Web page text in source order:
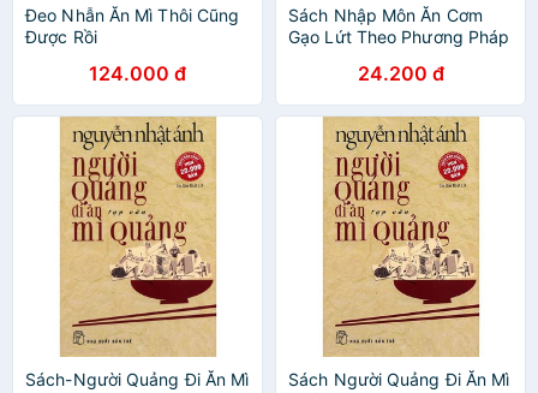
Đeo Nhẫn Ăn Mì Thôi Cũng
Được Rồi
124.000 đ
Sách Nhập Môn Ăn Cơm
Gạo Lứt Theo Phương Pháp
24.200 đ
Sách-Người Quảng Đi Ăn Mì
Sách Người Quảng Đi Ăn Mì